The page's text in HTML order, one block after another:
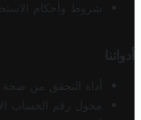
شروط وأحكام
أدواتنا
أداة التحقق من صحة
محول رقم الحساب